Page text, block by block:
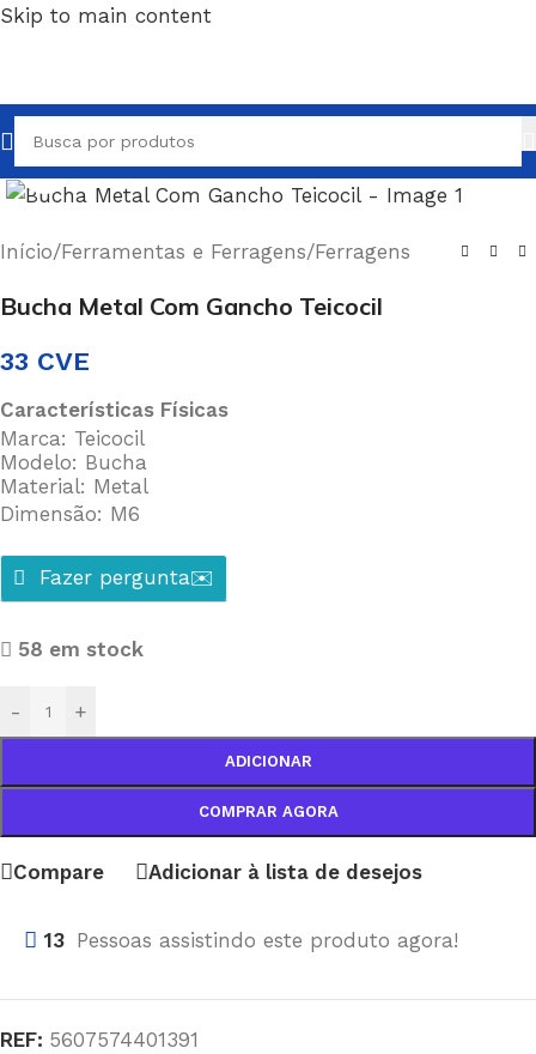
Skip to main content
Clique para ampliar
Início/Ferramentas e Ferragens/Ferragens
Bucha Metal Com Gancho Teicocil
33 CVE
Características Físicas
Marca: Teicocil
Modelo: Bucha
Material: Metal
Dimensão: M6
Fazer pergunta✉️
58 em stock
- +
ADICIONAR
COMPRAR AGORA
Compare Adicionar à lista de desejos
13 Pessoas assistindo este produto agora!
REF: 5607574401391